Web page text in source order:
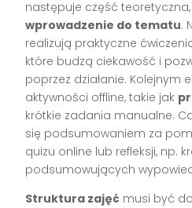
następuje część teoretyczna,
wprowadzenie do tematu.
realizują praktyczne
które budzą ciekawość i
poprzez działanie. Kolejnym
aktywności offline, takie jak
krótkie zadania manualne.
się podsumowaniem za
quizu online lub refleksji, np.
podsumowujących
Struktura zajęć musi być